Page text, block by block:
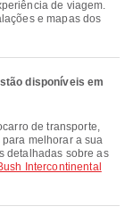
de viagem.
e mapas dos
disponíveis em
melhorar a sua
detalhadas sobre as
Intercontinental